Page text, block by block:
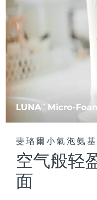
LUNATM Micro-
斐珞爾小氣泡氨
空气般轻
面
For
LUNA™
LUNA™
Premium
LUNA™
All facial
面部提
Premium
BEAR™
UFO™
Red light
Portable
面膜
UFO™
issa™
Hybrid
For ages
issa™
ISSA™
FAQ™
Clinical
FAQ™
FAQ™
FAQ™
Manuka
FAQ™
FAQ™
FAQ™
Anti-
FAQ™
Anti-
生髮
LED hair
FAQ™
FAQ™
Full-
FAQ™
FAQ™
保健品
NEW
專業治療
中國
哥倫比亞
克羅埃西亞
賽普勒斯
捷克
丹麥
愛沙尼亞
芬蘭